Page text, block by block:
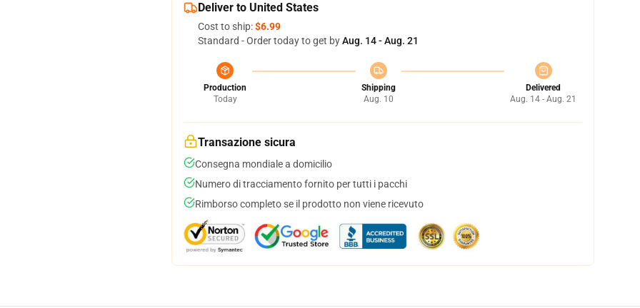
Deliver to United States
Cost to ship:$6.99
Standard - Order today to get byAug. 14 - Aug. 21
Production
Today
Shipping
Aug. 10
Delivered
Aug. 14 - Aug. 21
Transazione sicura
Consegna mondiale a domicilio
Numero di tracciamento fornito per tutti i pacchi
Rimborso completo se il prodotto non viene ricevuto